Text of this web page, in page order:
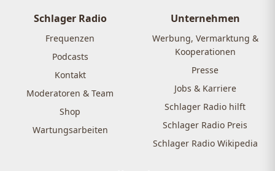
Schlager Radio
Frequenzen
Podcasts
Kontakt
Moderatoren & Team
Shop
Wartungsarbeiten
Unternehmen
Werbung, Vermarktung &
Kooperationen
Presse
Jobs & Karriere
Schlager Radio hilft
Schlager Radio Preis
Schlager Radio Wikipedia